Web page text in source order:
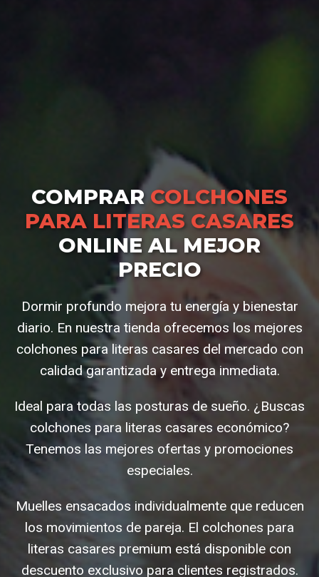
COMPRAR COLCHONES
PARA LITERAS CASARES
ONLINE AL MEJOR
PRECIO
Dormir profundo mejora tu energía y bienestar
diario. En nuestra tienda ofrecemos los mejores
colchones para literas casares del mercado con
calidad garantizada y entrega inmediata.
Ideal para todas las posturas de sueño. ¿Buscas
colchones para literas casares económico?
Tenemos las mejores ofertas y promociones
especiales.
Muelles ensacados individualmente que reducen
los movimientos de pareja. El colchones para
literas casares premium está disponible con
descuento exclusivo para clientes registrados.